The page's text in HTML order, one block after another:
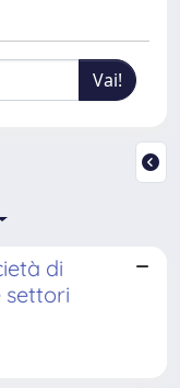
di
settori